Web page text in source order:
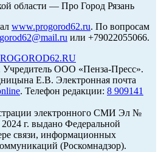
области — Про Город Рязань
www.progorod62.ru. По вопросам
или +79022055066.
ООО «Пенза-Пресс».
Е.В. Электронная почта
. Телефон редакции: 8 909141
электронного СМИ Эл №
г. выдано Федеральной
связи, информационных
(Роскомнадзор).